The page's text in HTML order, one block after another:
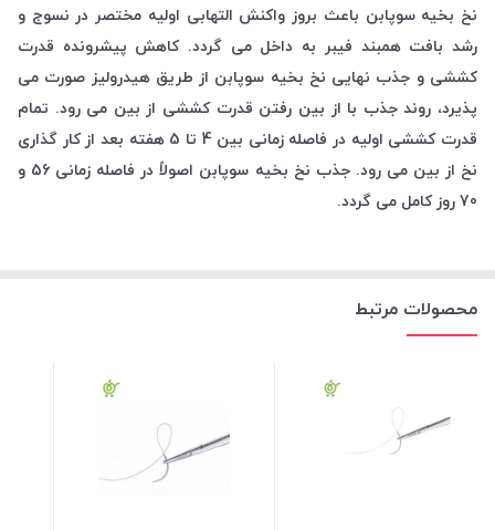
نخ بخیه سوپابن باعث بروز واکنش التهابی اولیه مختصر در نسوج و
رشد بافت همبند فیبر به داخل می گردد. کاهش پیشرونده قدرت
کششی و جذب نهایی نخ بخیه سوپابن از طریق هیدرولیز صورت می
پذیرد، روند جذب با از بین رفتن قدرت کششی از بین می رود. تمام
قدرت کششی اولیه در فاصله زمانی بین 4 تا 5 هفته بعد از کار گذاری
نخ از بین می رود. جذب نخ بخیه سوپابن اصولاً در فاصله زمانی 56 و
70 روز کامل می گردد.
محصولات مرتبط